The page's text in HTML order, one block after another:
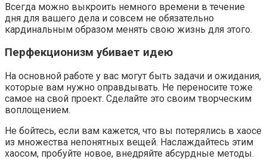
Всегда можно выкроить немного времени в течение
дня для вашего дела и совсем не обязательно
кардинальным образом менять свою жизнь для этого.
Перфекционизм убивает идею
На основной работе у вас могут быть задачи и ожидания,
которые вам нужно оправдывать. Не переносите тоже
самое на свой проект. Сделайте это своим творческим
воплощением.
Не бойтесь, если вам кажется, что вы потерялись в хаосе
из множества непонятных вещей. Наслаждайтесь этим
хаосом, пробуйте новое, внедряйте абсурдные методы.